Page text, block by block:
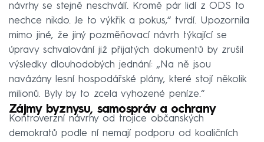
návrhy se stejně neschválí. Kromě pár lidí z ODS to
nechce nikdo. Je to výkřik a pokus,“ tvrdí. Upozornila
mimo jiné, že jiný pozměňovací návrh týkající se
úpravy schvalování již přijatých dokumentů by zrušil
výsledky dlouhodobých jednání: „Na ně jsou
navázány lesní hospodářské plány, které stojí několik
milionů. Byly by to zcela vyhozené peníze.“
Zájmy byznysu, samospráv a ochrany
Kontroverzní návrhy od trojice občanských
demokratů podle ní nemají podporu od koaličních